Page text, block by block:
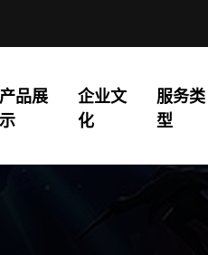
产品展
示
企业文
化
服务类
型